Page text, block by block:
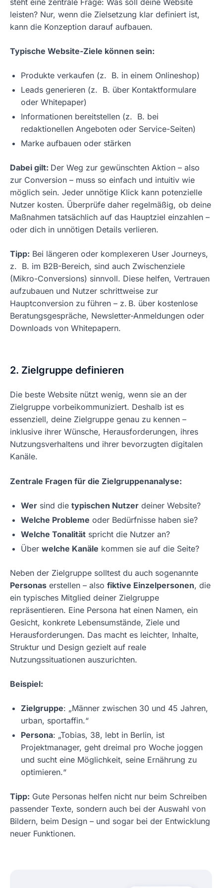
leisten? Nur, wenn die Zielsetzung klar definiert ist,
kann die Konzeption darauf aufbauen.
Typische Website-Ziele können sein:
Produkte verkaufen (z. B. in einem Onlineshop)
Leads generieren (z. B. über Kontaktformulare
oder Whitepaper)
Informationen bereitstellen (z. B. bei
redaktionellen Angeboten oder Service-Seiten)
Marke aufbauen oder stärken
Dabei gilt: Der Weg zur gewünschten Aktion – also
zur Conversion – muss so einfach und intuitiv wie
möglich sein. Jeder unnötige Klick kann potenzielle
Nutzer kosten. Überprüfe daher regelmäßig, ob deine
Maßnahmen tatsächlich auf das Hauptziel einzahlen –
oder dich in unnötigen Details verlieren.
Tipp: Bei längeren oder komplexeren User Journeys,
z. B. im B2B-Bereich, sind auch Zwischenziele
(Mikro-Conversions) sinnvoll. Diese helfen, Vertrauen
aufzubauen und Nutzer schrittweise zur
Hauptconversion zu führen – z. B. über kostenlose
Beratungsgespräche, Newsletter-Anmeldungen oder
Downloads von Whitepapern.
2. Zielgruppe definieren
Die beste Website nützt wenig, wenn sie an der
Zielgruppe vorbeikommuniziert. Deshalb ist es
essenziell, deine Zielgruppe genau zu kennen –
inklusive ihrer Wünsche, Herausforderungen, ihres
Nutzungsverhaltens und ihrer bevorzugten digitalen
Kanäle.
Zentrale Fragen für die Zielgruppenanalyse:
Wer sind die typischen Nutzer deiner Website?
Welche Probleme oder Bedürfnisse haben sie?
Welche Tonalität spricht die Nutzer an?
Über welche Kanäle kommen sie auf die Seite?
Neben der Zielgruppe solltest du auch sogenannte
Personas erstellen – also fiktive Einzelpersonen, die
ein typisches Mitglied deiner Zielgruppe
repräsentieren. Eine Persona hat einen Namen, ein
Gesicht, konkrete Lebensumstände, Ziele und
Herausforderungen. Das macht es leichter, Inhalte,
Struktur und Design gezielt auf reale
Nutzungssituationen auszurichten.
Beispiel:
Zielgruppe: „Männer zwischen 30 und 45 Jahren,
urban, sportaffin.“
Persona: „Tobias, 38, lebt in Berlin, ist
Projektmanager, geht dreimal pro Woche joggen
und sucht eine Möglichkeit, seine Ernährung zu
optimieren.“
Tipp: Gute Personas helfen nicht nur beim Schreiben
passender Texte, sondern auch bei der Auswahl von
Bildern, beim Design – und sogar bei der Entwicklung
neuer Funktionen.